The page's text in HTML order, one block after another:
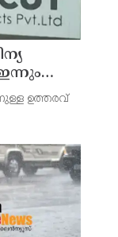
ഉത്തരവ്